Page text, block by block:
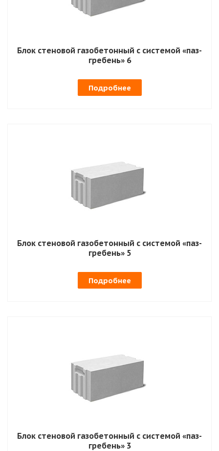
Блок стеновой газобетонный с системой «паз-
гребень» 6
Подробнее
Блок стеновой газобетонный с системой «паз-
гребень» 5
Подробнее
Блок стеновой газобетонный с системой «паз-
гребень» 3